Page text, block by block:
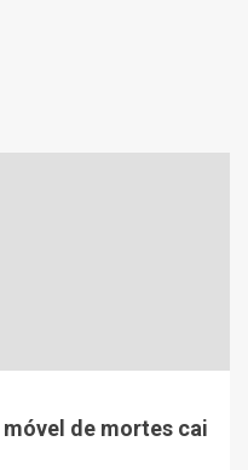
de mortes cai